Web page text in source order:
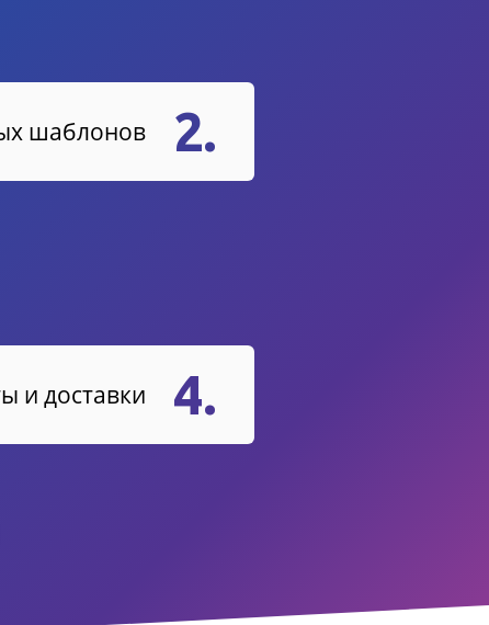
2.
шаблонов
4.
и доставки